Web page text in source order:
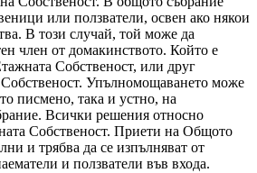
или ползватели, освен ако някои
В този случай, той може да
член от домакинството. Който е
Собственост, или друг
Упълномощаването може
писмено, така и устно, на
Всички решения относно
Собственост. Приети на Общото
и трябва да се изпълняват от
и ползватели във входа.